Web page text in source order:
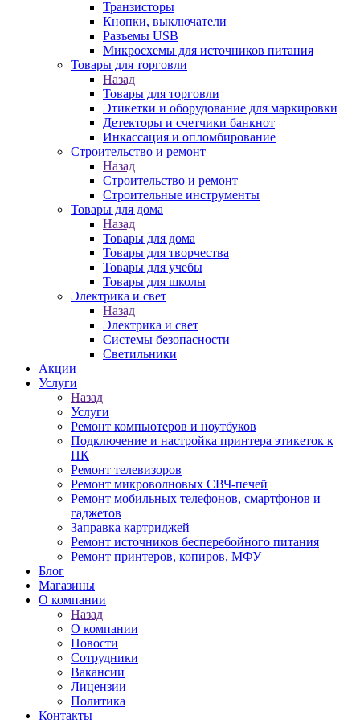
Транзисторы
Кнопки, выключатели
Разъемы USB
Микросхемы для источников питания
Товары для торговли
Назад
Товары для торговли
Этикетки и оборудование для маркировки
Детекторы и счетчики банкнот
Инкассация и опломбирование
Строительство и ремонт
Назад
Строительство и ремонт
Строительные инструменты
Товары для дома
Назад
Товары для дома
Товары для творчества
Товары для учебы
Товары для школы
Электрика и свет
Назад
Электрика и свет
Системы безопасности
Светильники
Акции
Услуги
Назад
Услуги
Ремонт компьютеров и ноутбуков
Подключение и настройка принтера этикеток к
ПК
Ремонт телевизоров
Ремонт микроволновых СВЧ-печей
Ремонт мобильных телефонов, смартфонов и
гаджетов
Заправка картриджей
Ремонт источников бесперебойного питания
Ремонт принтеров, копиров, МФУ
Блог
Магазины
О компании
Назад
О компании
Новости
Сотрудники
Вакансии
Лицензии
Политика
Контакты